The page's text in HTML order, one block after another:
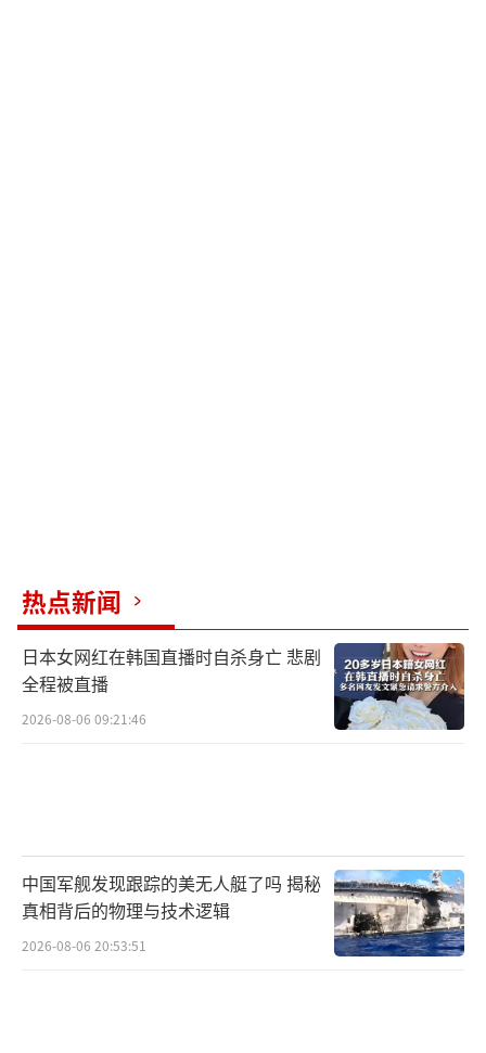
热点新闻
日本女网红在韩国直播时自杀身亡 悲剧
全程被直播
2026-08-06 09:21:46
中国军舰发现跟踪的美无人艇了吗 揭秘
真相背后的物理与技术逻辑
2026-08-06 20:53:51